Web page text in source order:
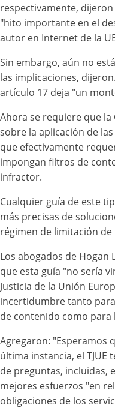
respectivamente,
"hito importante en el
autor en Internet de la
Sin embargo, aún no
las implicaciones,
artículo 17 deja "un
Ahora se requiere que
sobre la aplicación de
que efectivamente
impongan filtros de
infractor.
Cualquier guía de este
más precisas de
régimen de limitación
Los abogados de Hogan
que esta guía "no sería
Justicia de la Unión
incertidumbre tanto
de contenido como
Agregaron: "Esperamos
última instancia, el
de preguntas, incluidas,
mejores esfuerzos "en
obligaciones de los